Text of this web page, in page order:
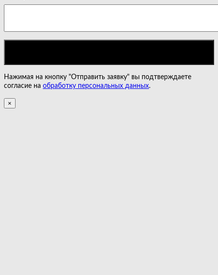
Нажимая на кнопку "Отправить заявку" вы подтверждаете
согласие на обработку персональных данных.
×